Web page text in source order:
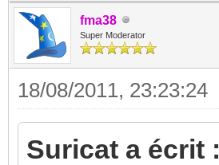
fma38
Super Moderator
18/08/2011, 23:23:24
Suricat a écrit :